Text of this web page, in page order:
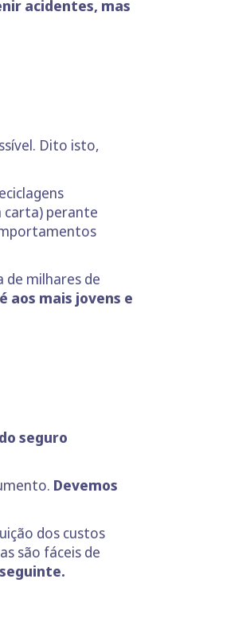
acidentes, mas
Dito isto,
carta) perante
de milhares de
aos mais jovens e
seguro
Devemos
dos custos
são fáceis de